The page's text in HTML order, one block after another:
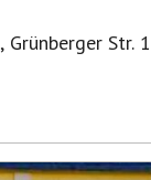
, Grünberger Str.